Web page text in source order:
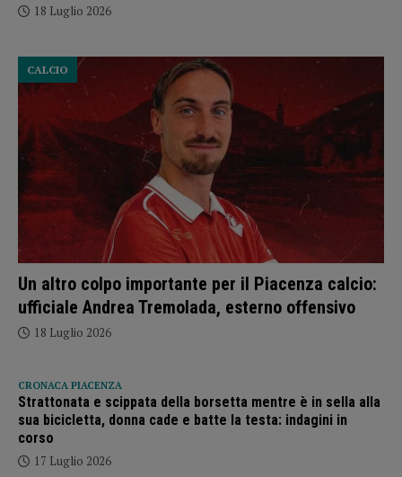
18 Luglio 2026
Un altro colpo importante per il Piacenza calcio:
ufficiale Andrea Tremolada, esterno offensivo
CALCIO
18 Luglio 2026
CRONACA PIACENZA
Strattonata e scippata della borsetta mentre è in sella alla
sua bicicletta, donna cade e batte la testa: indagini in
corso
17 Luglio 2026